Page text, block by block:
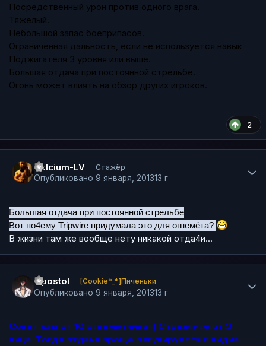
Посредственный урон против одного врага.
Тяжелый.
Небольшой запас боеприпасов.
Ограниченная дальность, если не используется навык
Поджигателя 3 уровня или выше.
Большая отдача при постоянной стрельбе.
Огонь может влиять на обзор других игроков.
2
Calcium-LV Стажёр
Опубликовано 9 января, 201313 г
Большая отдача при постоянной стрельбе
Вот по4ему Tripwire придумала это для огнемёта?
В жизни там же вообще нету никакой отда4и...
Apostol [Cookie*_*]Пиченьки
Опубликовано 9 января, 201313 г
Совет вам от 10 огнеметчика=) Стреляйте от 3
лица. Тогда отдача проще регулируется и видна